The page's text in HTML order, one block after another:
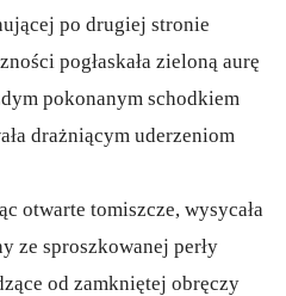
po drugiej stronie
pogłaskała zieloną aurę
pokonanym schodkiem
drażniącym uderzeniom
otwarte tomiszcze, wysycała
ze sproszkowanej perły
od zamkniętej obręczy